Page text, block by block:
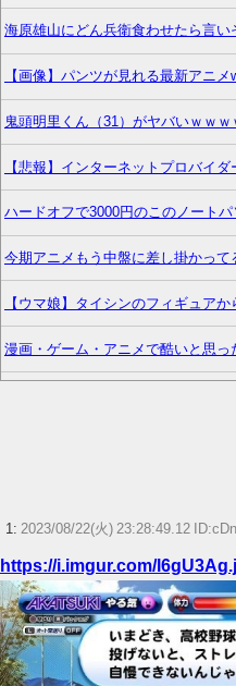
海原雄山にどん兵衛食わせたら言い
【画像】パンツが見れる最新アニメ
鬼頭明里くん（31）がヤバいｗｗｗ
【悲報】インターネットプロバイ
ハードオフで3000円のこのノート
今期アニメもう中盤に差し掛かって
【ウマ娘】タイシンのフィギュア
漫画・ゲーム・アニメで酷いと思っ
わ・・・
【艦これ】煙幕も使い方次第だよね
【ウマ娘】ディザイアの謎ポーズ、
1: 2023/08/22(火) 23:28:49.12
https://i.imgur.com/